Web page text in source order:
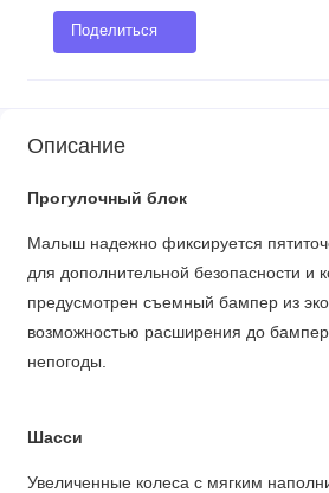
Поделиться
Описание
Прогулочный блок
Малыш надежно фиксируется
для дополнительной безопасности и
предусмотрен съемный бампер из
возможностью расширения до
непогоды.
Шасси
Увеличенные колеса с мягким